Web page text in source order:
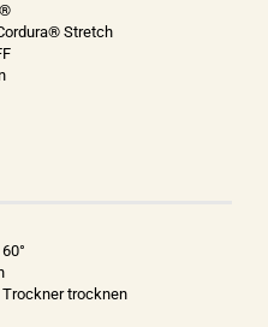
Stretch
Trockner trocknen